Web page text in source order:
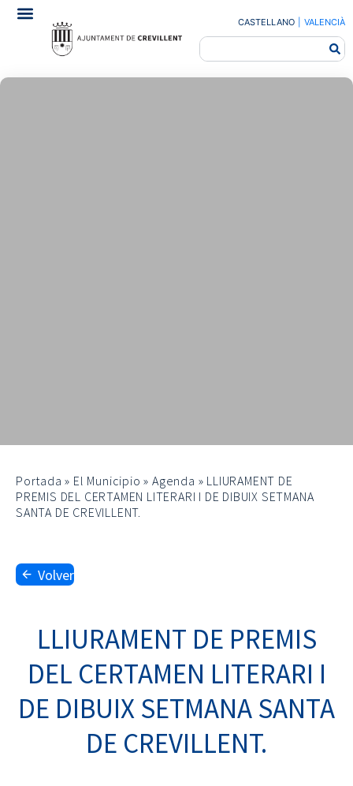
CASTELLANO VALENCIÀ
Portada » El Municipio »Agenda » LLIURAMENT DE
PREMIS DEL CERTAMEN LITERARI I DE DIBUIX SETMANA
SANTA DE CREVILLENT.
Volver
LLIURAMENT DE PREMIS
DEL CERTAMEN LITERARI I
DE DIBUIX SETMANA SANTA
DE CREVILLENT.